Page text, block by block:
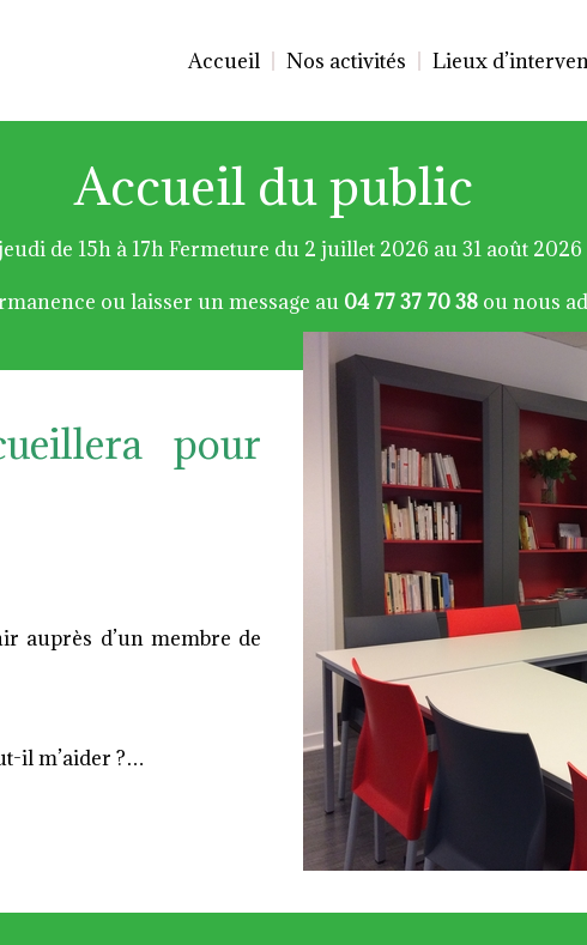
Accueil Nos activités Lieux
Accueil du public
de 15h à 17h Fermeture du 2 juillet 2026 au 31 août
ou laisser un message au 04 77 37 70 38 ou nous
pour
auprès d’un membre de
il m’aider ?…